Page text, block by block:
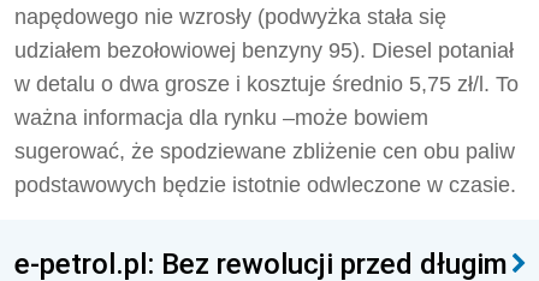
napędowego nie wzrosły (podwyżka stała się
udziałem bezołowiowej benzyny 95). Diesel potaniał
w detalu o dwa grosze i kosztuje średnio 5,75 zł/l. To
ważna informacja dla rynku –może bowiem
sugerować, że spodziewane zbliżenie cen obu paliw
podstawowych będzie istotnie odwleczone w czasie.
e-petrol.pl: Bez rewolucji przed długim